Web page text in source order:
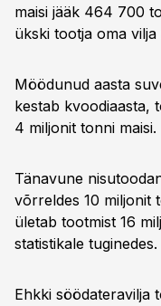
maisi jääk 464 700
ükski tootja oma
Möödunud aasta
kestab kvoodiaasta,
4 miljonit tonni maisi.
Tänavune
võrreldes 10 miljonit
ületab tootmist 16
statistikale tuginedes.
Ehkki söödateravilja